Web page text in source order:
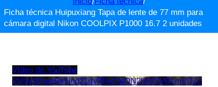
Ficha técnica Huipuxiang Tapa de lente de 77 mm para
cámara digital Nikon COOLPIX P1000 16.7 2 unidades
Vídeo de YouTube
VVUxRmppRkNnd21qV0FwTldON2h5V3VRLmVDZz